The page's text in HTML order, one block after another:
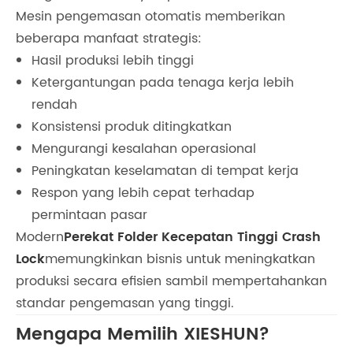
Mesin pengemasan otomatis memberikan
beberapa manfaat strategis:
Hasil produksi lebih tinggi
Ketergantungan pada tenaga kerja lebih
rendah
Konsistensi produk ditingkatkan
Mengurangi kesalahan operasional
Peningkatan keselamatan di tempat kerja
Respon yang lebih cepat terhadap
permintaan pasar
ModernPerekat Folder Kecepatan Tinggi Crash
Lockmemungkinkan bisnis untuk meningkatkan
produksi secara efisien sambil mempertahankan
standar pengemasan yang tinggi.
Mengapa Memilih XIESHUN?